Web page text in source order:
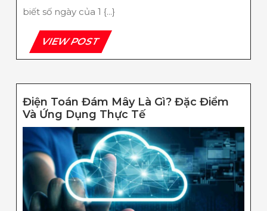
biết số ngày của 1 {...}
VIEW POSTVIEW
POST
Điện Toán Đám Mây Là Gì? Đặc Điểm
Và Ứng Dụng Thực TếĐiện
Toán
Đám
Mây
Là
Gì?
Đặc
Điểm